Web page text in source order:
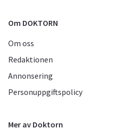
Om DOKTORN
Om oss
Redaktionen
Annonsering
Personuppgiftspolicy
Mer av Doktorn